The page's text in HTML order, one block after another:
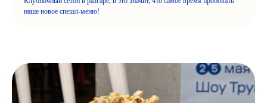
наше новое спешл-меню!